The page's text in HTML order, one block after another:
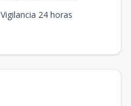
Vigilancia 24 horas